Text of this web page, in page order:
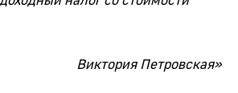
Виктория Петровская»